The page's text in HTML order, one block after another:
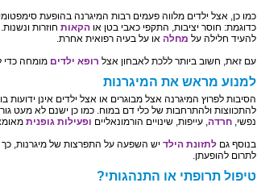
כמו כן, אצל ילדים מלווה פעמים רבות המיגרנה בהופעת
כדוגמת: חוסר יציבות, התקפי כאבי בטן או הקאות חוזרות
להעיד חלילה על מחלה או על בעיה רפואית אחרת.
עם זאת, חשוב ביותר ללכת לאבחון אצל רופא ילדים מומחה כדי
למנוע מראש את המיגרנות
הסיבות לפרוץ המיגרנה אצל מבוגרים או אצל ילדים אינן
להתכווצות ולהתרחבות של כלי דם במוח. כמו כן ישנם לא מעט
נפשי, חרדה, עייפות, שינויים הורמונאליים ופעילות גופנית
בנוסף גם לתזונת הילד יש השפעה על התפרצות של מיגרנות, כך
לתרום להופעתן.
טיפול תרופתי או התנהגותי?